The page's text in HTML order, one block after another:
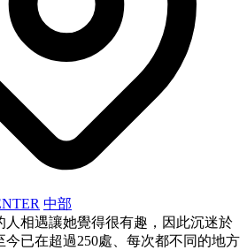
中部
人相遇讓她覺得很有趣，因此沉迷於
今已在超過250處、每次都不同的地方